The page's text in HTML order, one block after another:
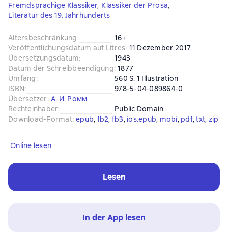
Fremdsprachige Klassiker, Klassiker der Prosa,
Literatur des 19. Jahrhunderts
Altersbeschränkung:
16+
Veröffentlichungsdatum auf Litres: 11 Dezember 2017
Übersetzungsdatum:
1943
Datum der Schreibbeendigung: 1877
Umfang:
560 S. 1 Illustration
ISBN:
978-5-04-089864-0
Übersetzer: А. И. Ромм
Rechteinhaber:
Public Domain
Download-Format: epub, fb2, fb3, ios.epub, mobi, pdf, txt, zip
Online lesen
Lesen
In der App lesen